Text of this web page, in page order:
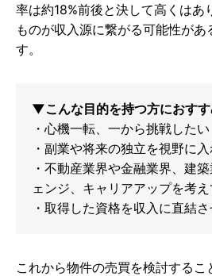
率は約18%前後と決して高くはあ
ものが収入源に繋がる可能性が
す。
▼こんな目的を持つ方におす
・心機一転、一から挑戦したい
・副業や将来の独立を視野に
・不動産業界や金融業界、建
ェンジ、キャリアアップを考
・取得した資格を収入に直結
これから物件の売買を検討する